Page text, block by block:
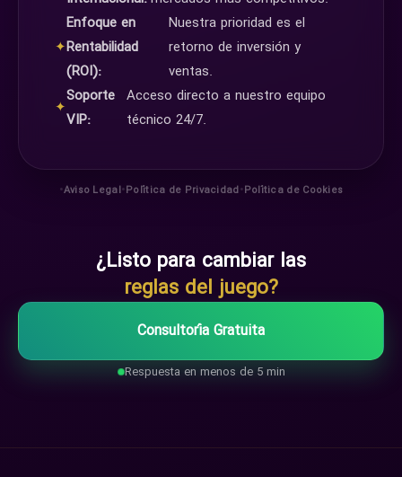
✦
Enfoque en
Rentabilidad
(ROI):
Nuestra prioridad es el
retorno de inversión y
ventas.
✦
Soporte
VIP:
Acceso directo a nuestro equipo
técnico 24/7.
•Aviso Legal•Política de Privacidad•Política de Cookies
¿Listo para cambiar las
reglas del juego?
Consultoría Gratuita
Respuesta en menos de 5 min